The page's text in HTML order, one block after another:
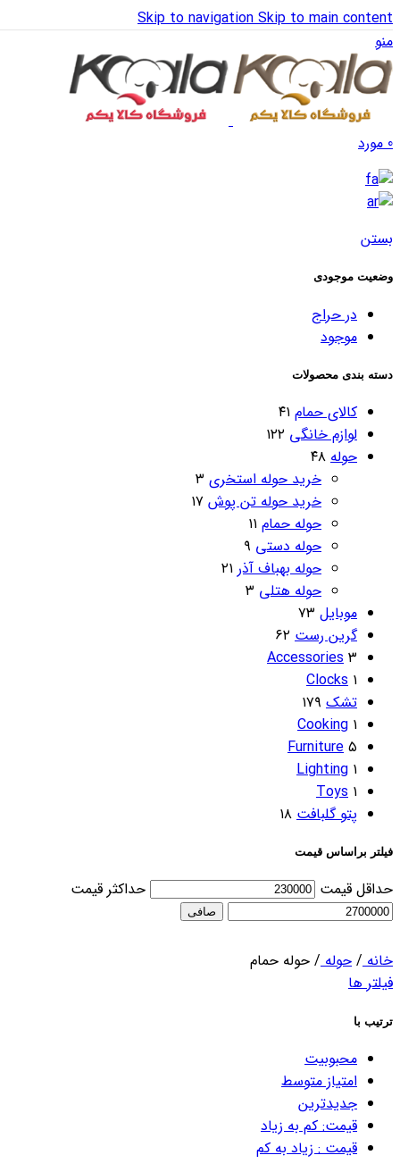
Skip to navigationSkip to main content
منو
0 مورد
بستن
وضعیت موجودی
در حراج
موجود
دسته بندی محصولات
کالای حمام ۴۱
لوازم خانگی ۱۲۲
حوله ۴۸
خرید حوله استخری ۳
خرید حوله تن پوش ۱۷
حوله حمام ۱۱
حوله دستی ۹
حوله بهباف آذر ۲۱
حوله هتلی ۳
موبایل ۷۳
گرین رست ۶۲
Accessories ۳
Clocks ۱
تشک ۱۷۹
Cooking ۱
Furniture ۵
Lighting ۱
Toys ۱
پتو گلبافت ۱۸
فیلتر براساس قیمت
حداقل قیمت حداكثر قيمت
صافی
خانه/ حوله/ حوله حمام
فیلتر ها
ترتیب با
محبوبیت
امتیاز متوسط
جدیدترین
قیمت: کم به زیاد
قیمت : زیاد به کم